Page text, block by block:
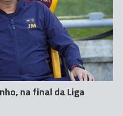
na final da Liga